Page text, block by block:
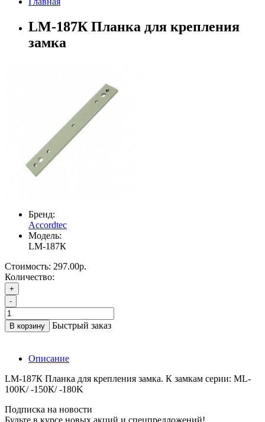
LM-187К Планка для крепления
замка
Бренд:
Accordtec
Модель:
LM-187К
Стоимость: 297.00р.
Количество:
+
-
В корзину Быстрый заказ
Описание
LM-187К Планка для крепления замка. К замкам серии: ML-
100K/ -150К/ -180K
Подписка на новости
Будьте в курсе новых акций и спецпредложений!